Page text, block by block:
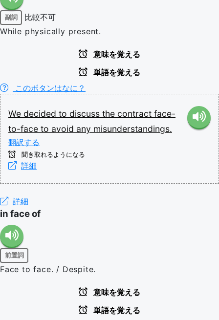
副詞
比較不可
While physically present.
意味を覚える
単語を覚える
このボタンはなに？
We decided to discuss the contract face-
to-face to avoid any misunderstandings.
翻訳する
聞き取れるようになる
詳細
詳細
in face of
前置詞
Face to face. / Despite.
意味を覚える
単語を覚える